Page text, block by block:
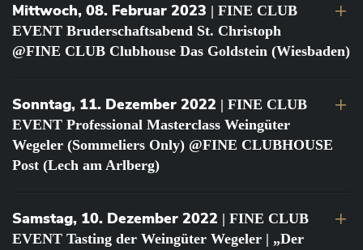
Mittwoch, 08. Februar 2023 | FINE CLUB
EVENT Bruderschaftsabend St. Christoph
@FINE CLUB Clubhouse Das Goldstein (Wiesbaden)
Sonntag, 11. Dezember 2022 | FINE CLUB
EVENT Professional Masterclass Weingüter
Wegeler (Sommeliers Only) @FINE CLUBHOUSE
Post (Lech am Arlberg)
Samstag, 10. Dezember 2022 | FINE CLUB
EVENT Tasting der Weingüter Wegeler | „Der